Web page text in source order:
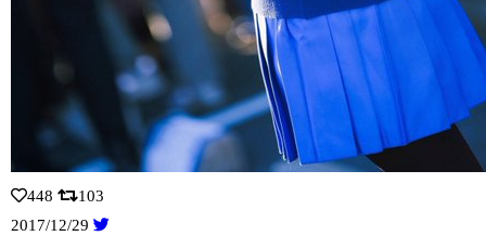
448
103
2017/12/29